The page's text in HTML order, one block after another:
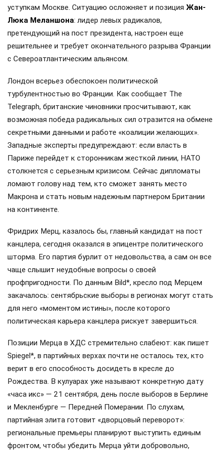
уступкам Москве. Ситуацию осложняет и позиция Жан-
Люка Меланшона: лидер левых радикалов,
претендующий на пост президента, настроен еще
решительнее и требует окончательного разрыва Франции
с Североатлантическим альянсом.
Лондон всерьез обеспокоен политической
турбулентностью во Франции. Как сообщает The
Telegraph, британские чиновники просчитывают, как
возможная победа радикальных сил отразится на обмене
секретными данными и работе «коалиции желающих».
Западные эксперты предупреждают: если власть в
Париже перейдет к сторонникам жесткой линии, НАТО
столкнется с серьезным кризисом. Сейчас дипломаты
ломают голову над тем, кто сможет занять место
Макрона и стать новым надежным партнером Британии
на континенте.
Фридрих Мерц, казалось бы, главный кандидат на пост
канцлера, сегодня оказался в эпицентре политического
шторма. Его партия бурлит от недовольства, а сам он все
чаще слышит неудобные вопросы о своей
профпригодности. По данным Bild*, кресло под Мерцем
закачалось: сентябрьские выборы в регионах могут стать
для него «моментом истины», после которого
политическая карьера канцлера рискует завершиться.
Позиции Мерца в ХДС стремительно слабеют: как пишет
Spiegel*, в партийных верхах почти не осталось тех, кто
верит в его способность досидеть в кресле до
Рождества. В кулуарах уже называют конкретную дату
«часа икс» — 21 сентября, день после выборов в Берлине
и Мекленбурге — Передней Померании. По слухам,
партийная элита готовит «дворцовый переворот»:
региональные премьеры планируют выступить единым
фронтом, чтобы убедить Мерца уйти добровольно,